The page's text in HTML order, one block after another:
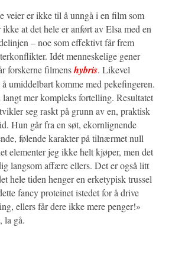
veier er ikke til å unngå i en film som
at det hele er anført av Elsa med en
– noe som effektivt får frem
Idét menneskelige gener
forskerne filmenshybris. Likevel
umiddelbart komme med pekefingeren.
mer kompleks fortelling. Resultatet
seg raskt på grunn av en, praktisk
Hun går fra en søt, ekornlignende
følende karakter på tilnærmet null
elementer jeg ikke helt kjøper, men det
langsom affære ellers. Det er også litt
hele tiden henger en erketypisk trussel
fancy proteinet istedet for å drive
ellers får dere ikke mere penger!»
la gå.